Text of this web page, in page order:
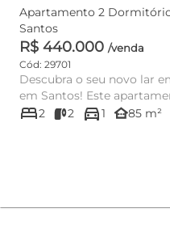
Apartamento 2
Santos
R$ 440.000 /venda
Cód: 29701
Descubra o seu novo lar
em Santos! Este apartamento oferece 85m² de área útil,
dist...
bed2 2 directions_car1 other_houses85 m²